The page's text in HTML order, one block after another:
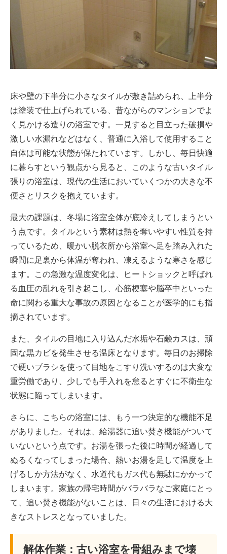
床や壁の下半分に小さなタイルが敷き詰められ、上半分
は塗装で仕上げられている、昔ながらのマンションでよ
く見かける造りの浴室です。一見すると目立った破損や
激しい水漏れなどはなく、普通に入浴して使用すること
自体は可能な状態が保たれています。しかし、毎日快適
に暮らすという観点から見ると、このような古いタイル
張りの浴室は、現代の生活においていくつかの大きな不
便さとリスクを抱えています。
最大の課題は、冬場に浴室全体が底冷えしてしまうとい
う点です。タイルという素材は熱を奪いやすい性質を持
っているため、暖かい脱衣所から浴室へ足を踏み入れた
瞬間に足裏から体温が奪われ、凍えるような寒さを感じ
ます。この急激な温度変化は、ヒートショックと呼ばれ
る血圧の乱れを引き起こし、心筋梗塞や脳卒中といった
命に関わる重大な事故の原因となることが医学的にも指
摘されています。
また、タイルの目地に入り込んだ水垢や石鹸カスは、頑
固な黒カビを発生させる温床となります。毎日のお掃除
で硬いブラシを使って目地をこすり洗いするのは大変な
重労働であり、少しでも手入れを怠るとすぐに不衛生な
状態に陥ってしまいます。
さらに、こちらの浴室には、もう一つ決定的な機能不足
がありました。それは、給湯器に追い焚き機能がついて
いないという点です。お湯を張った後に時間が経過して
ぬるくなってしまった場合、熱いお湯を足して温度を上
げるしか方法がなく、水道代もガス代も無駄にかかって
しまいます。家族の帰宅時間がバラバラなご家庭にとっ
て、追い焚き機能がないことは、日々の生活における大
きなストレスとなっていました。
解体作業：古い浴室を骨組みまで壊